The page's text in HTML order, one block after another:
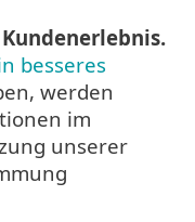
besseres
werden
im
unserer